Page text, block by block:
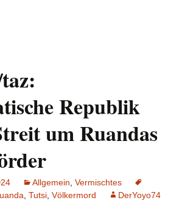
M23-Rebellen übergeben
Republik
um Ruandas
Allgemein Vermischtes
Tutsi Völkermord DerYoyo74